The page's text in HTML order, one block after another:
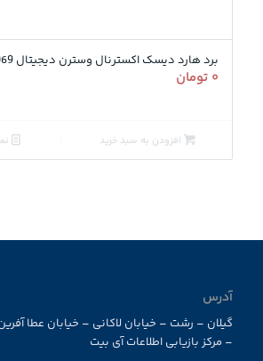
برد هارد دیسک اکسترنال وسترن دیجیتال 800069-2060
۰ تومان
افزودن به سبد خرید
آدرس
گیلان – رشت – خیابان لاکانی – خیابان عطا
– مرکز بازیابی اطلاعات آی بیت